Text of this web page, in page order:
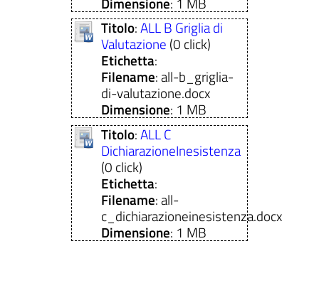
Titolo:ALL B Griglia di
Valutazione (0 click)
Etichetta:
Filename: all-b_griglia-
di-valutazione.docx
Dimensione: 1 MB
Titolo:ALL C
DichiarazioneInesistenza
(0 click)
Etichetta:
Filename: all-
c_dichiarazioneinesistenza.docx
Dimensione: 1 MB